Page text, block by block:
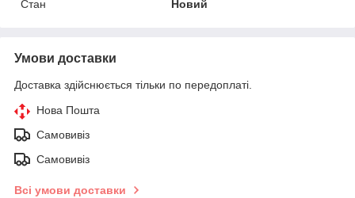
Стан
Новий
Умови доставки
Доставка здійснюється тільки по передоплаті.
Нова Пошта
Самовивіз
Самовивіз
Всі умови доставки